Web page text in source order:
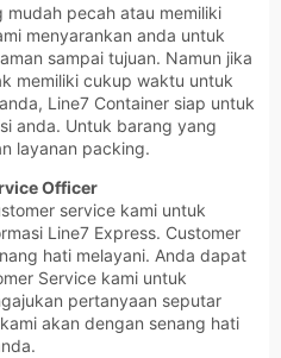
pecah atau memiliki
menyarankan anda untuk
sampai tujuan. Namun jika
memiliki cukup waktu untuk
Line7 Container siap untuk
anda. Untuk barang yang
layanan packing.
Officer
service kami untuk
Line7 Express. Customer
hati melayani. Anda dapat
Service kami untuk
pertanyaan seputar
akan dengan senang hati